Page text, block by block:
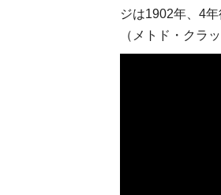
ジは1902年、4
（メトド・クラ